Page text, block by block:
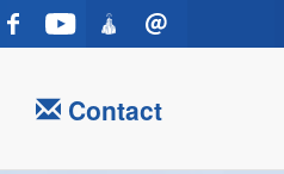
Contact